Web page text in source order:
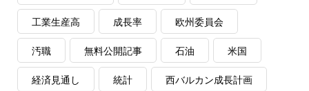
工業生産高 成長率 欧州委員会
汚職 無料公開記事 石油 米国
経済見通し 統計 西バルカン成長計画